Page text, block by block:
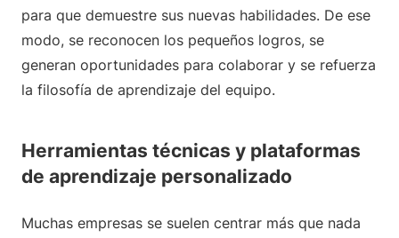
para que demuestre sus nuevas habilidades. De ese
modo, se reconocen los pequeños logros, se
generan oportunidades para colaborar y se refuerza
la filosofía de aprendizaje del equipo.
Herramientas técnicas y plataformas
de aprendizaje personalizado
Muchas empresas se suelen centrar más que nada